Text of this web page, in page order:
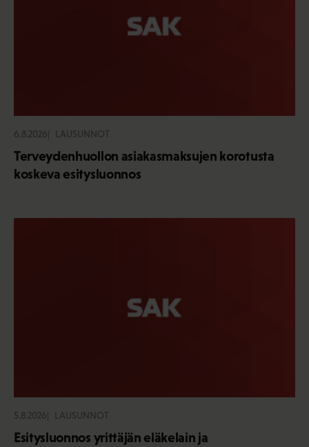
6.8.2026 LAUSUNNOT
Terveydenhuollon asiakasmaksujen korotusta
koskeva esitysluonnos
5.8.2026 LAUSUNNOT
Esitysluonnos yrittäjän eläkelain ja